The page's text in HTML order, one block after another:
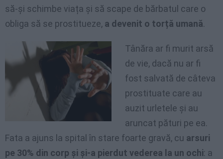
să-și schimbe viața și să scape de bărbatul care o
obliga să se prostitueze, a devenit o torță umană.
Tânăra ar fi murit arsă
de vie, dacă nu ar fi
fost salvată de câteva
prostituate care au
auzit urletele și au
aruncat pături pe ea.
Fata a ajuns la spital în stare foarte gravă, cu arsuri
pe 30% din corp și și-a pierdut vederea la un ochi: a